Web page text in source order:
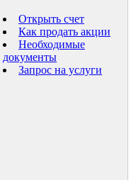
Открыть счет
Как продать акции
Необходимые
документы
Запрос на услуги